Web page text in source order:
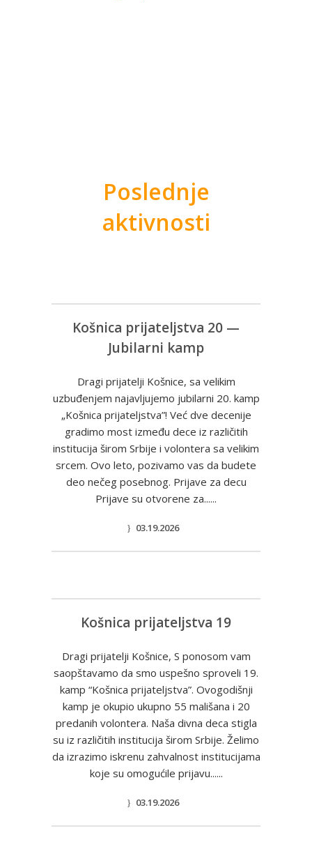
Poslednje
aktivnosti
Košnica prijateljstva 20 —
Jubilarni kamp
Dragi prijatelji Košnice, sa velikim
uzbuđenjem najavljujemo jubilarni 20. kamp
„Košnica prijateljstva”! Već dve decenije
gradimo most između dece iz različitih
institucija širom Srbije i volontera sa velikim
srcem. Ovo leto, pozivamo vas da budete
deo nečeg posebnog. Prijave za decu
Prijave su otvorene za......
03.19.2026
Košnica prijateljstva 19
Dragi prijatelji Košnice, S ponosom vam
saopštavamo da smo uspešno sproveli 19.
kamp “Košnica prijateljstva”. Ovogodišnji
kamp je okupio ukupno 55 mališana i 20
predanih volontera. Naša divna deca stigla
su iz različitih institucija širom Srbije. Želimo
da izrazimo iskrenu zahvalnost institucijama
koje su omogućile prijavu......
03.19.2026